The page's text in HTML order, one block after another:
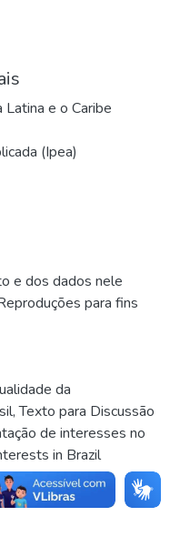
Latina e o Caribe
(Ipea)
e dos dados nele
para fins
da
,Texto para Discussão
de interesses no
in Brazil